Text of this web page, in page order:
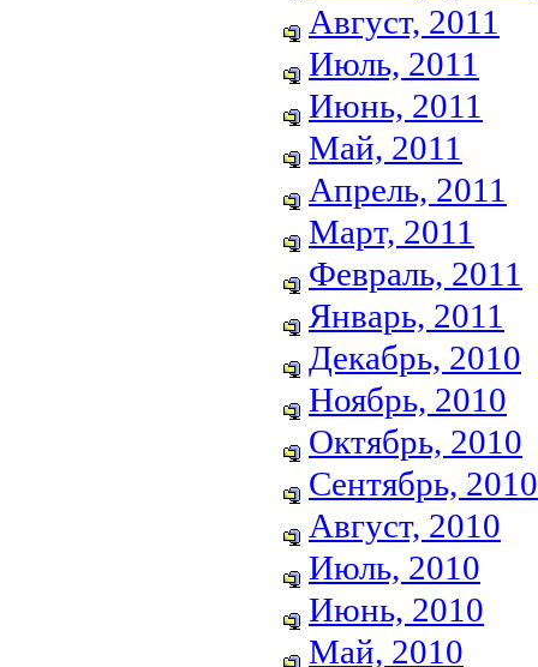
Август, 2011
Июль, 2011
Июнь, 2011
Май, 2011
Апрель, 2011
Март, 2011
Февраль, 2011
Январь, 2011
Декабрь, 2010
Ноябрь, 2010
Октябрь, 2010
Сентябрь, 2010
Август, 2010
Июль, 2010
Июнь, 2010
Май, 2010